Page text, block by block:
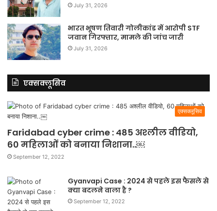
July 31, 2026
भारत भूषण तिवारी गोलीकांड में आरोपी STF
जवान गिरफ्तार, मामले की जांच जारी
July 31, 2026
एक्सक्लूसिव
एक्सक्लूसिव
Faridabad cyber crime : 485 अश्लील वीडियो,
60 महिलाओं को बनाया निशाना..￼
September 12, 2022
Gyanvapi Case : 2024 से पहले इस फैसले से
क्या बदलने वाला है ?
September 12, 2022